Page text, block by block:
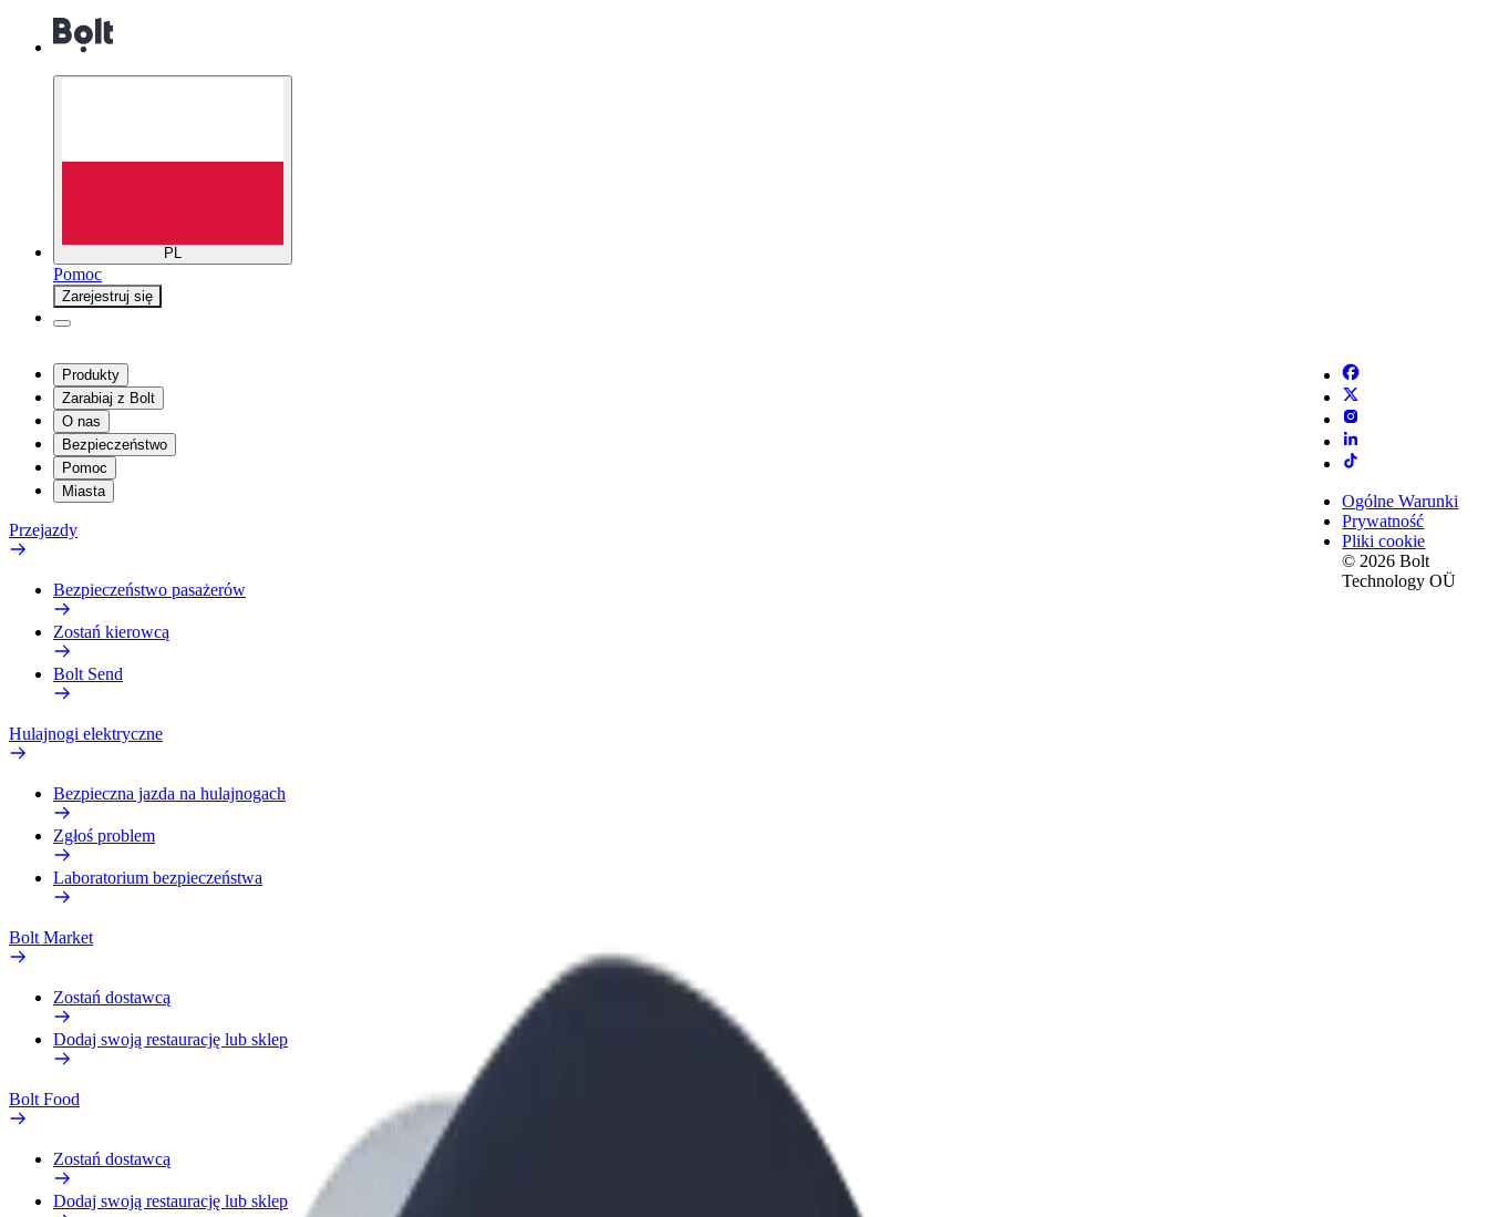
PL
Pomoc
Zarejestruj się
Produkty
Zarabiaj z Bolt
O nas
Bezpieczeństwo
Pomoc
Miasta
Przejazdy
Bezpieczeństwo pasażerów
Zostań kierowcą
Bolt Send
Hulajnogi elektryczne
Bezpieczna jazda na hulajnogach
Zgłoś problem
Laboratorium bezpieczeństwa
Bolt Market
Zostań dostawcą
Dodaj swoją restaurację lub sklep
Bolt Food
Zostań dostawcą
Dodaj swoją restaurację lub sklep
Ogólne Warunki
Prywatność
Pliki cookie
© 2026 Bolt
Technology OÜ